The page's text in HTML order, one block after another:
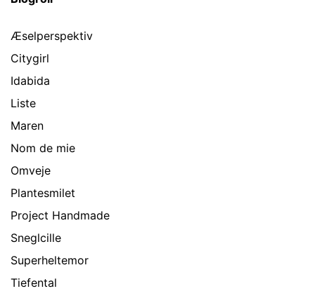
Æselperspektiv
Citygirl
Idabida
Liste
Maren
Nom de mie
Omveje
Plantesmilet
Project Handmade
Sneglcille
Superheltemor
Tiefental